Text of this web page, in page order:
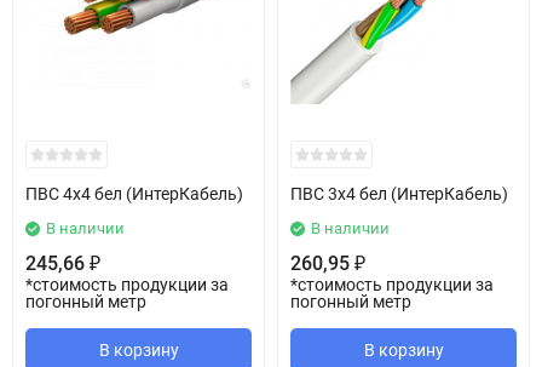
ПВС 4х4 бел (ИнтерКабель)
В наличии
245,66 ₽
*стоимость продукции за
погонный метр
В корзину
ПВС 3х4 бел (ИнтерКабель)
В наличии
260,95 ₽
*стоимость продукции за
погонный метр
В корзину